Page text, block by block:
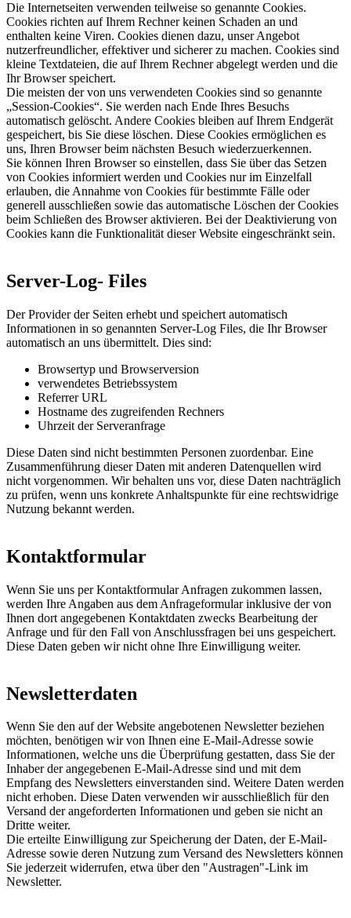
Die Internetseiten verwenden teilweise so genannte Cookies.
Cookies richten auf Ihrem Rechner keinen Schaden an und
enthalten keine Viren. Cookies dienen dazu, unser Angebot
nutzerfreundlicher, effektiver und sicherer zu machen. Cookies sind
kleine Textdateien, die auf Ihrem Rechner abgelegt werden und die
Ihr Browser speichert.
Die meisten der von uns verwendeten Cookies sind so genannte
„Session-Cookies“. Sie werden nach Ende Ihres Besuchs
automatisch gelöscht. Andere Cookies bleiben auf Ihrem Endgerät
gespeichert, bis Sie diese löschen. Diese Cookies ermöglichen es
uns, Ihren Browser beim nächsten Besuch wiederzuerkennen.
Sie können Ihren Browser so einstellen, dass Sie über das Setzen
von Cookies informiert werden und Cookies nur im Einzelfall
erlauben, die Annahme von Cookies für bestimmte Fälle oder
generell ausschließen sowie das automatische Löschen der Cookies
beim Schließen des Browser aktivieren. Bei der Deaktivierung von
Cookies kann die Funktionalität dieser Website eingeschränkt sein.
Server-Log- Files
Der Provider der Seiten erhebt und speichert automatisch
Informationen in so genannten Server-Log Files, die Ihr Browser
automatisch an uns übermittelt. Dies sind:
Browsertyp und Browserversion
verwendetes Betriebssystem
Referrer URL
Hostname des zugreifenden Rechners
Uhrzeit der Serveranfrage
Diese Daten sind nicht bestimmten Personen zuordenbar. Eine
Zusammenführung dieser Daten mit anderen Datenquellen wird
nicht vorgenommen. Wir behalten uns vor, diese Daten nachträglich
zu prüfen, wenn uns konkrete Anhaltspunkte für eine rechtswidrige
Nutzung bekannt werden.
Kontaktformular
Wenn Sie uns per Kontaktformular Anfragen zukommen lassen,
werden Ihre Angaben aus dem Anfrageformular inklusive der von
Ihnen dort angegebenen Kontaktdaten zwecks Bearbeitung der
Anfrage und für den Fall von Anschlussfragen bei uns gespeichert.
Diese Daten geben wir nicht ohne Ihre Einwilligung weiter.
Newsletterdaten
Wenn Sie den auf der Website angebotenen Newsletter beziehen
möchten, benötigen wir von Ihnen eine E-Mail-Adresse sowie
Informationen, welche uns die Überprüfung gestatten, dass Sie der
Inhaber der angegebenen E-Mail-Adresse sind und mit dem
Empfang des Newsletters einverstanden sind. Weitere Daten werden
nicht erhoben. Diese Daten verwenden wir ausschließlich für den
Versand der angeforderten Informationen und geben sie nicht an
Dritte weiter.
Die erteilte Einwilligung zur Speicherung der Daten, der E-Mail-
Adresse sowie deren Nutzung zum Versand des Newsletters können
Sie jederzeit widerrufen, etwa über den "Austragen"-Link im
Newsletter.